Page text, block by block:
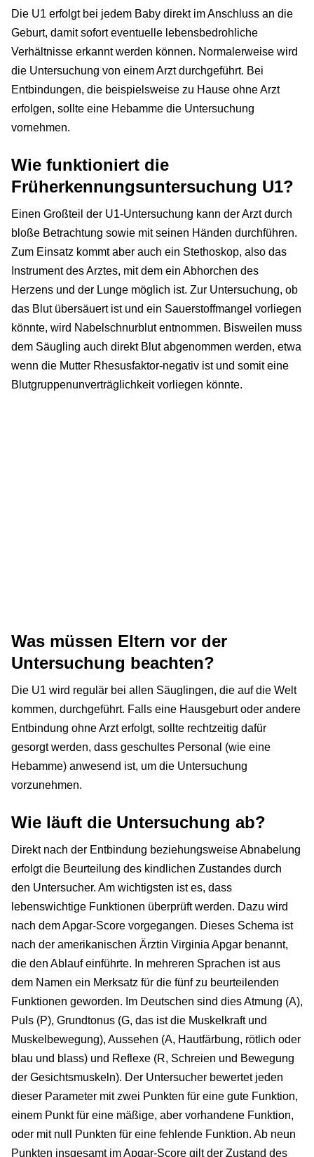
Die U1 erfolgt bei jedem Baby direkt im Anschluss an die
Geburt, damit sofort eventuelle lebensbedrohliche
Verhältnisse erkannt werden können. Normalerweise wird
die Untersuchung von einem Arzt durchgeführt. Bei
Entbindungen, die beispielsweise zu Hause ohne Arzt
erfolgen, sollte eine Hebamme die Untersuchung
vornehmen.
Wie funktioniert die
Früherkennungsuntersuchung U1?
Einen Großteil der U1-Untersuchung kann der Arzt durch
bloße Betrachtung sowie mit seinen Händen durchführen.
Zum Einsatz kommt aber auch ein Stethoskop, also das
Instrument des Arztes, mit dem ein Abhorchen des
Herzens und der Lunge möglich ist. Zur Untersuchung, ob
das Blut übersäuert ist und ein Sauerstoffmangel vorliegen
könnte, wird Nabelschnurblut entnommen. Bisweilen muss
dem Säugling auch direkt Blut abgenommen werden, etwa
wenn die Mutter Rhesusfaktor-negativ ist und somit eine
Blutgruppenunverträglichkeit vorliegen könnte.
Was müssen Eltern vor der
Untersuchung beachten?
Die U1 wird regulär bei allen Säuglingen, die auf die Welt
kommen, durchgeführt. Falls eine Hausgeburt oder andere
Entbindung ohne Arzt erfolgt, sollte rechtzeitig dafür
gesorgt werden, dass geschultes Personal (wie eine
Hebamme) anwesend ist, um die Untersuchung
vorzunehmen.
Wie läuft die Untersuchung ab?
Direkt nach der Entbindung beziehungsweise Abnabelung
erfolgt die Beurteilung des kindlichen Zustandes durch
den Untersucher. Am wichtigsten ist es, dass
lebenswichtige Funktionen überprüft werden. Dazu wird
nach dem Apgar-Score vorgegangen. Dieses Schema ist
nach der amerikanischen Ärztin Virginia Apgar benannt,
die den Ablauf einführte. In mehreren Sprachen ist aus
dem Namen ein Merksatz für die fünf zu beurteilenden
Funktionen geworden. Im Deutschen sind dies Atmung (A),
Puls (P), Grundtonus (G, das ist die Muskelkraft und
Muskelbewegung), Aussehen (A, Hautfärbung, rötlich oder
blau und blass) und Reflexe (R, Schreien und Bewegung
der Gesichtsmuskeln). Der Untersucher bewertet jeden
dieser Parameter mit zwei Punkten für eine gute Funktion,
einem Punkt für eine mäßige, aber vorhandene Funktion,
oder mit null Punkten für eine fehlende Funktion. Ab neun
Punkten insgesamt im Apgar-Score gilt der Zustand des